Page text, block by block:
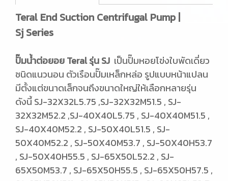
Teral End Suction Centrifugal Pump |
Sj Series
ปั๊มน้ำต่อยอย Teral รุ่น SJ เป็นปั๊มหอยโข่งใบพัดเดี่ยว
ชนิดแนวนอน ตัวเรือนปั๊มเหล็กหล่อ รูปแบบหน้าแปลน
มีตั้งแต่ขนาดเล็กจนถึงขนาดใหญ่ให้เลือกหลายรุ่น
ดังนี้ SJ-32X32L5.75 ,SJ-32X32M51.5 , SJ-
32X32M52.2 ,SJ-40X40L5.75 , SJ-40X40M51.5 ,
SJ-40X40M52.2 , SJ-50X40L51.5 , SJ-
50X40M52.2 , SJ-50X40M53.7 , SJ-50X40H53.7
, SJ-50X40H55.5 , SJ-65X50L52.2 , SJ-
65X50M53.7 , SJ-65X50H55.5 , SJ-65X50H57.5 ,